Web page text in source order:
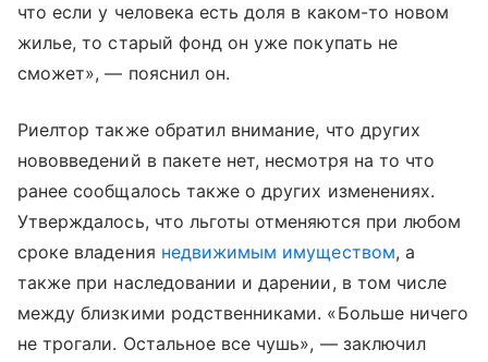
что если у человека есть доля в каком-то новом
жилье, то старый фонд он уже покупать не
сможет», — пояснил он.
Риелтор также обратил внимание, что других
нововведений в пакете нет, несмотря на то что
ранее сообщалось также о других изменениях.
Утверждалось, что льготы отменяются при любом
сроке владения недвижимым имуществом, а
также при наследовании и дарении, в том числе
между близкими родственниками. «Больше ничего
не трогали. Остальное все чушь», — заключил